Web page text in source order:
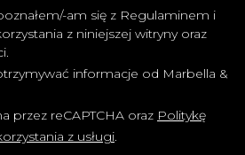
am się z Regulaminem i
z niniejszej witryny oraz
informacje od Marbella &
przez reCAPTCHA oraz Politykę
z usługi.